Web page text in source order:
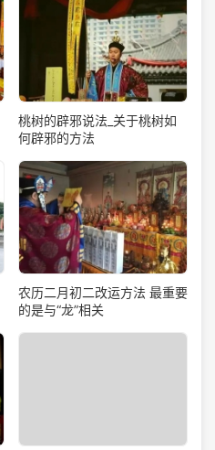
桃树的辟邪说法_关于桃树如
何辟邪的方法
农历二月初二改运方法 最重要
的是与“龙”相关